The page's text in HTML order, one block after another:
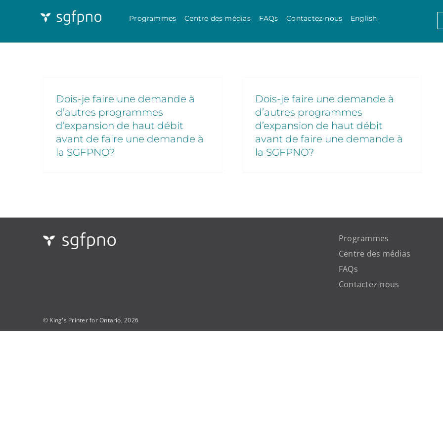
Programmes Centre des médias FAQs Contactez-nous English
Dois-je faire une demande à
d’autres programmes
d’expansion de haut débit
avant de faire une demande à
la SGFPNO?
Dois-je faire une demande à
d’autres programmes
d’expansion de haut débit
avant de faire une demande à
la SGFPNO?
Programmes
Centre des médias
FAQs
Contactez-nous
© King's Printer for Ontario,2026